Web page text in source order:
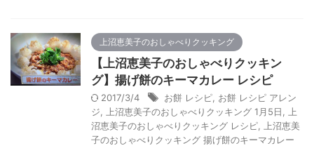
上沼恵美子のおしゃべりクッキング
【上沼恵美子のおしゃべりクッキン
グ】揚げ餅のキーマカレー レシピ
2017/3/4 お餅 レシピ お餅 レシピ アレン
ジ
上沼恵美子のおしゃべりクッキング 1月5日
上
沼恵美子のおしゃべりクッキング レシピ
上沼恵美
子のおしゃべりクッキング 揚げ餅のキーマカレー